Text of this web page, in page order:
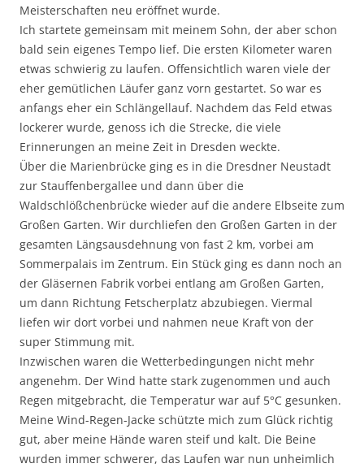
Meisterschaften neu eröffnet wurde.
Ich startete gemeinsam mit meinem Sohn, der aber schon
bald sein eigenes Tempo lief. Die ersten Kilometer waren
etwas schwierig zu laufen. Offensichtlich waren viele der
eher gemütlichen Läufer ganz vorn gestartet. So war es
anfangs eher ein Schlängellauf. Nachdem das Feld etwas
lockerer wurde, genoss ich die Strecke, die viele
Erinnerungen an meine Zeit in Dresden weckte.
Über die Marienbrücke ging es in die Dresdner Neustadt
zur Stauffenbergallee und dann über die
Waldschlößchenbrücke wieder auf die andere Elbseite zum
Großen Garten. Wir durchliefen den Großen Garten in der
gesamten Längsausdehnung von fast 2 km, vorbei am
Sommerpalais im Zentrum. Ein Stück ging es dann noch an
der Gläsernen Fabrik vorbei entlang am Großen Garten,
um dann Richtung Fetscherplatz abzubiegen. Viermal
liefen wir dort vorbei und nahmen neue Kraft von der
super Stimmung mit.
Inzwischen waren die Wetterbedingungen nicht mehr
angenehm. Der Wind hatte stark zugenommen und auch
Regen mitgebracht, die Temperatur war auf 5°C gesunken.
Meine Wind-Regen-Jacke schützte mich zum Glück richtig
gut, aber meine Hände waren steif und kalt. Die Beine
wurden immer schwerer, das Laufen war nun unheimlich